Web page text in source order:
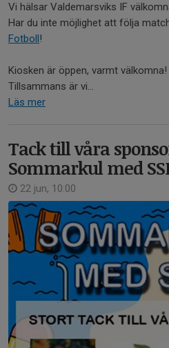
Vi hälsar Valdemarsviks IF
Har du inte möjlighet att följa
Fotboll !
Kiosken är öppen, varmt välkomna!
Tillsammans är vi...
Läs mer
Tack till våra
Sommarkul med
22 jun, 10:00